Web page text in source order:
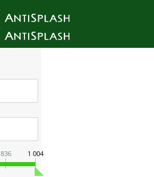
836 1 004